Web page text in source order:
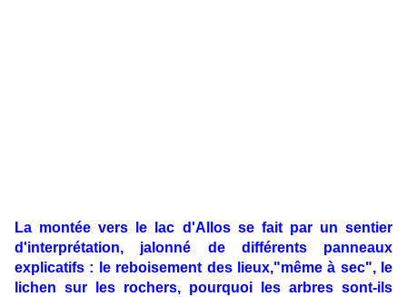
La montée vers le lac d'Allos se fait par un sentier
d'interprétation, jalonné de différents panneaux
explicatifs : le reboisement des lieux,"même à sec", le
lichen sur les rochers, pourquoi les arbres sont-ils